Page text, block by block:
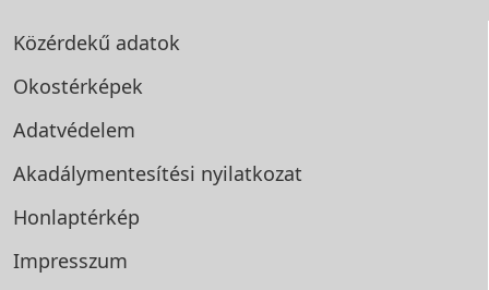
Közérdekű adatok
Okostérképek
Adatvédelem
Akadálymentesítési nyilatkozat
Honlaptérkép
Impresszum